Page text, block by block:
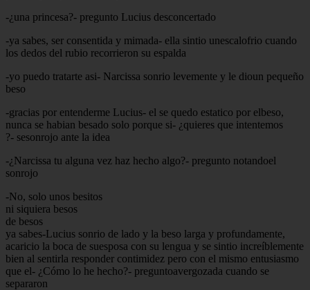
-¿una princesa?- pregunto Lucius desconcertado
-ya sabes, ser consentida y mimada- ella sintio unescalofrio cuando
los dedos del rubio recorrieron su espalda
-yo puedo tratarte asi- Narcissa sonrio levemente y le dioun pequeño
beso
-gracias por entenderme Lucius- el se quedo estatico por elbeso,
nunca se habian besado solo porque si- ¿quieres que intentemos
?- sesonrojo ante la idea
-¿Narcissa tu alguna vez haz hecho algo?- pregunto notandoel
sonrojo
-No, solo unos besitos
ni siquiera besos
de besos
ya sabes-Lucius sonrio de lado y la beso larga y profundamente,
acaricio la boca de suesposa con su lengua y se sintio increíblemente
bien al sentirla responder contimidez pero con el mismo entusiasmo
que el- ¿Cómo lo he hecho?- preguntoavergozada cuando se
separaron